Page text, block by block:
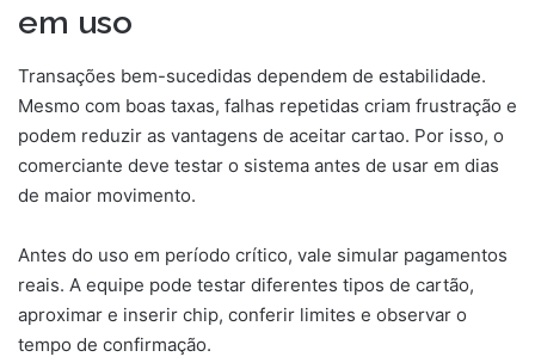
em uso
Transações bem-sucedidas dependem de estabilidade.
Mesmo com boas taxas, falhas repetidas criam frustração e
podem reduzir as vantagens de aceitar cartao. Por isso, o
comerciante deve testar o sistema antes de usar em dias
de maior movimento.
Antes do uso em período crítico, vale simular pagamentos
reais. A equipe pode testar diferentes tipos de cartão,
aproximar e inserir chip, conferir limites e observar o
tempo de confirmação.